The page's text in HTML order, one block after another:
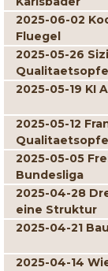
2025-06-02
Fluegel
2025-05-26
2025-05-19 KI
2025-05-12
2025-05-05
Bundesliga
2025-04-28
eine Struktur
2025-04-21
2025-04-14